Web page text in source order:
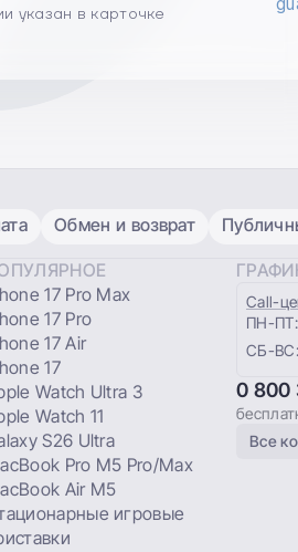
указан в карточке
Обмен и возврат
17 Pro Max
17 Pro
17 Air
17
Watch Ultra 3
Watch 11
S26 Ultra
Pro M5 Pro/Max
Air M5
игровые
Сall-
ПН-ПТ:
СБ-ВС:
0 800
Все